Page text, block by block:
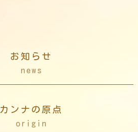
お知らせ
news
カンナの原点
origin